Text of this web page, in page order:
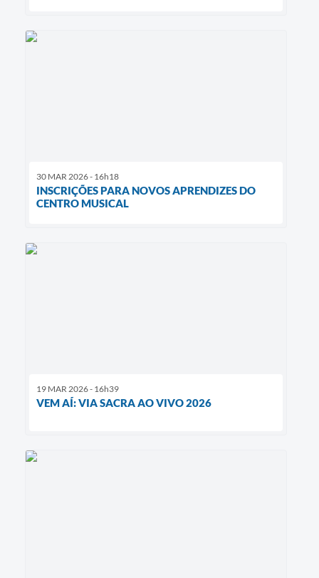
30 MAR 2026 - 16h18
INSCRIÇÕES PARA NOVOS APRENDIZES DO
CENTRO MUSICAL
19 MAR 2026 - 16h39
VEM AÍ: VIA SACRA AO VIVO 2026